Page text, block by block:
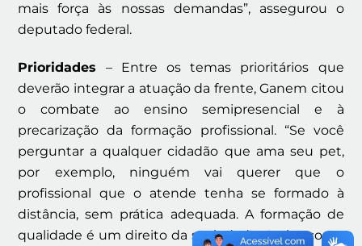
mais força às nossas demandas”, assegurou o
deputado federal.
Prioridades – Entre os temas prioritários que
deverão integrar a atuação da frente, Ganem citou
o combate ao ensino semipresencial e à
precarização da formação profissional. “Se você
perguntar a qualquer cidadão que ama seu pet,
por exemplo, ninguém vai querer que o
profissional que o atende tenha se formado à
distância, sem prática adequada. A formação de
qualidade é um direito da sociedade. Assim como